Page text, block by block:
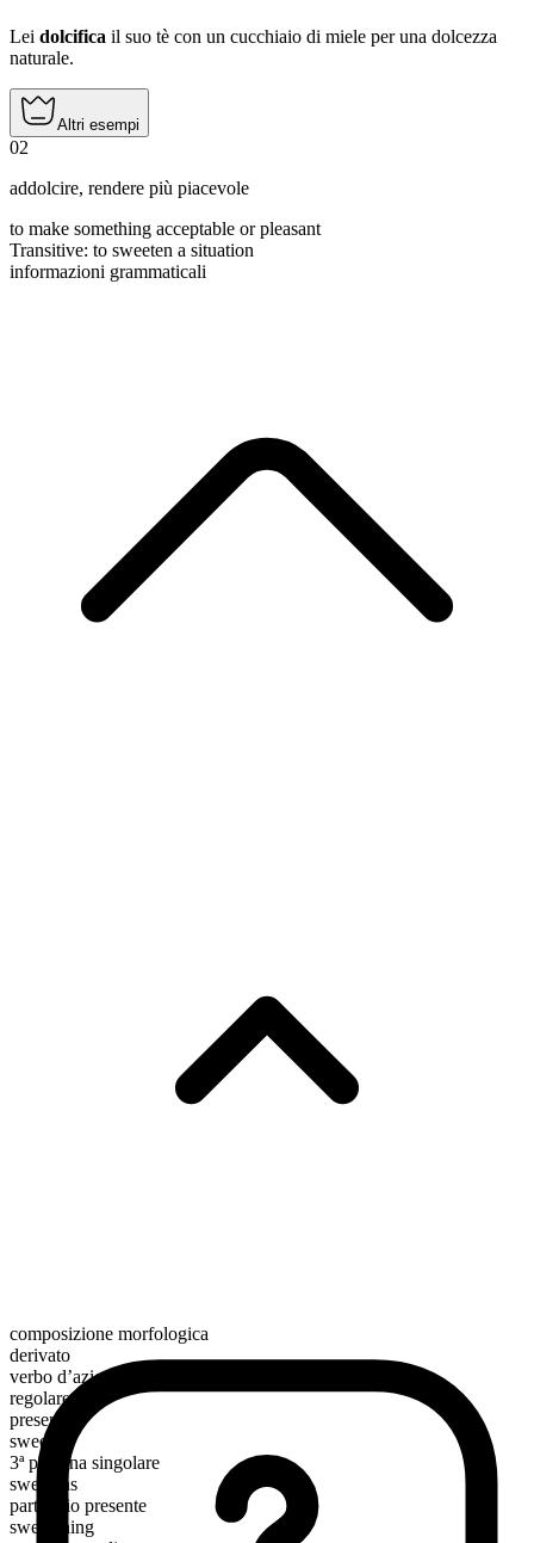
Lei dolcifica il suo tè con un cucchiaio di miele per una dolcezza
naturale.
Altri esempi
02
addolcire, rendere più piacevole
to make something acceptable or pleasant
Transitive: to sweeten a situation
informazioni grammaticali
composizione morfologica
derivato
verbo d’azione
regolare
presente
sweeten
3ª persona singolare
sweetens
participio presente
sweetening